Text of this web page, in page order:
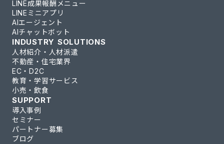
LINE成果報酬メニュー
LINEミニアプリ
AIエージェント
AIチャットボット
INDUSTRY SOLUTIONS
人材紹介・人材派遣
不動産・住宅業界
EC・D2C
教育・学習サービス
小売・飲食
SUPPORT
導入事例
セミナー
パートナー募集
ブログ